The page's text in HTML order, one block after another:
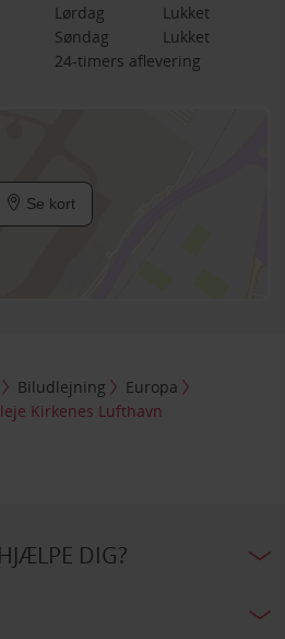
Lørdag
Lukket
Søndag
Lukket
24-timers aflevering
Se kort
Biludlejning
Europa
Kirkenes Lufthavn
DIG?